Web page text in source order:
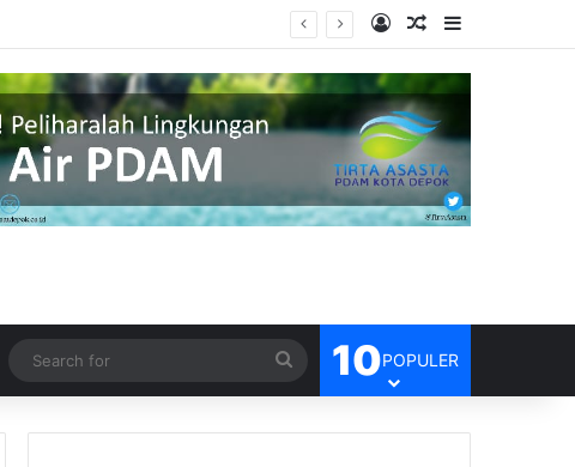
Log InRandom Article
Search
for
10POPULER